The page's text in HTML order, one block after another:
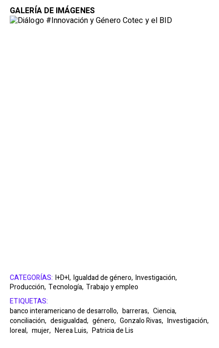
GALERÍA DE IMÁGENES
CATEGORÍAS: I+D+I, Igualdad de género, Investigación,
Producción, Tecnología, Trabajo y empleo
ETIQUETAS:
banco interamericano de desarrollo, barreras, Ciencia,
conciliación, desigualdad, género, Gonzalo Rivas, Investigación,
loreal, mujer, Nerea Luis, Patricia de Lis